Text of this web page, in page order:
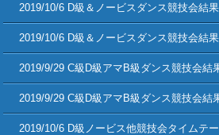
2019/10/6 D級＆ノービスダンス競技会結果
2019/10/6 D級＆ノービスダンス競技会結
2019/9/29 C級D級アマB級ダンス競技会結
2019/9/29 C級D級アマB級ダンス競技会結
2019/10/6 D級ノービス他競技会タイムテ